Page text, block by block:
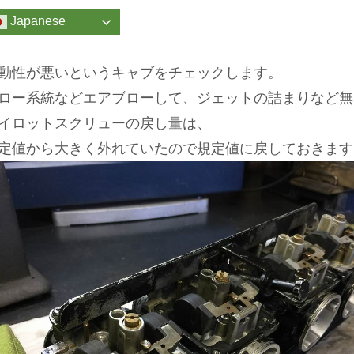
Japanese
性が悪いというキャブをチェックします。
ー系統などエアブローして、ジェットの詰まりなど
ロットスクリューの戻し量は、
値から大きく外れていたので規定値に戻しておきま